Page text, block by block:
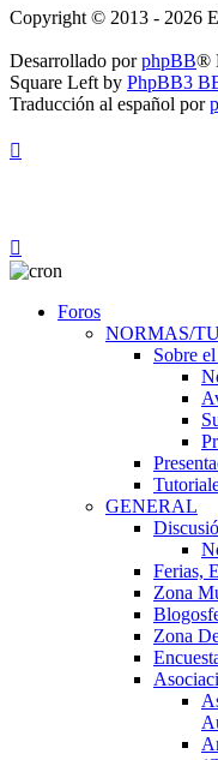
Copyright © 2013 - 2026
Desarrollado porphpBB®
Square Left by PhpBB3
Traducción al español por
Foros
NORMAS/
Sobre
GENERAL
Ferias,
Zona
Zona